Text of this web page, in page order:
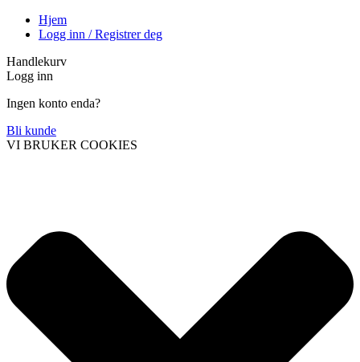
Hjem
Logg inn / Registrer deg
Handlekurv
Logg inn
Ingen konto enda?
Bli kunde
VI BRUKER COOKIES